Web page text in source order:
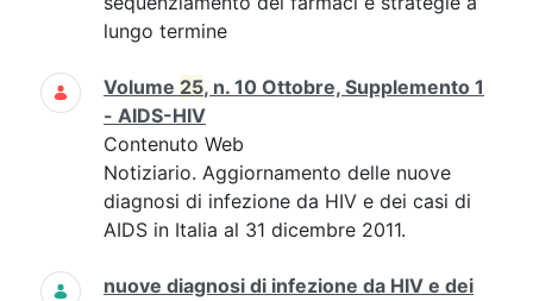
lungo termine
Volume 25, n. 10 Ottobre, Supplemento 1
- AIDS-HIV
Contenuto Web
Notiziario. Aggiornamento delle nuove
diagnosi di infezione da HIV e dei casi di
AIDS in Italia al 31 dicembre 2011.
nuove diagnosi di infezione da HIV e dei